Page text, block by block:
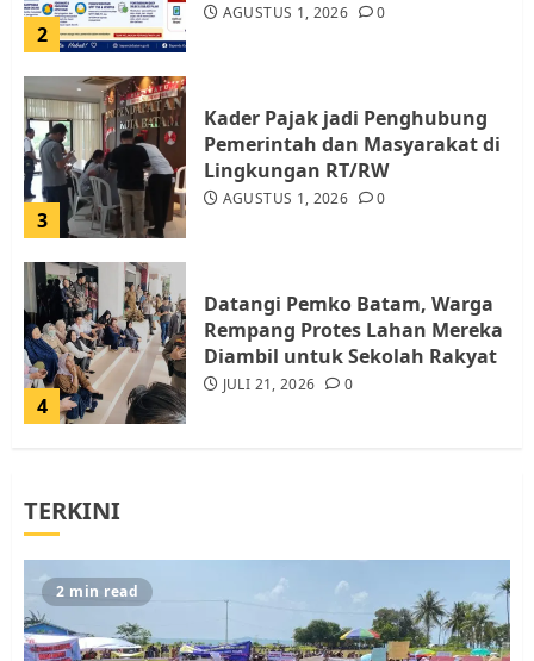
2
AGUSTUS 1, 2026 0
3
Kader Pajak jadi Penghubung
Pemerintah dan Masyarakat di
Lingkungan RT/RW
AGUSTUS 1, 2026 0
4
Datangi Pemko Batam, Warga
Rempang Protes Lahan Mereka
Diambil untuk Sekolah Rakyat
JULI 21, 2026 0
5
Resahkan Warga
JULI 17, 2026 0
TERKINI
2 min read